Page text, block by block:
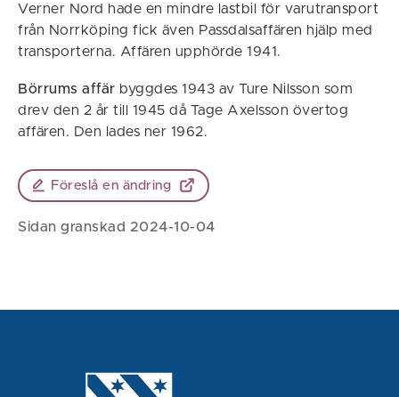
Verner Nord hade en mindre lastbil för varutransport
från Norrköping fick även Passdalsaffären hjälp med
transporterna. Affären upphörde 1941.
Börrums affär byggdes 1943 av Ture Nilsson som
drev den 2 år till 1945 då Tage Axelsson övertog
affären. Den lades ner 1962.
Föreslå en ändring
Sidan granskad 2024-10-04